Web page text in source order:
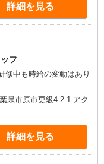
詳細を見る
フ
中も時給の変動はあり
県市原市更級4-2-1 アク
詳細を見る